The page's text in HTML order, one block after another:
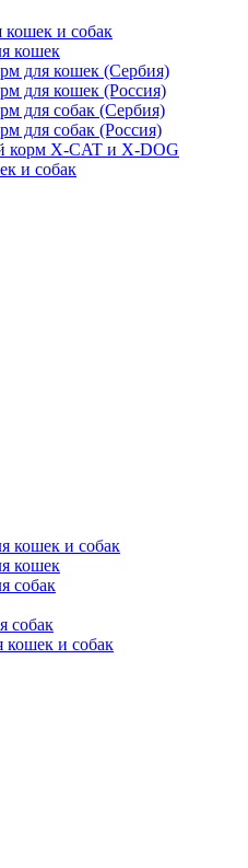
кошек и собак
кошек
для кошек (Сербия)
для кошек (Россия)
для собак (Сербия)
для собак (Россия)
корм X-CAT и X-DOG
и собак
кошек и собак
кошек
собак
собак
кошек и собак